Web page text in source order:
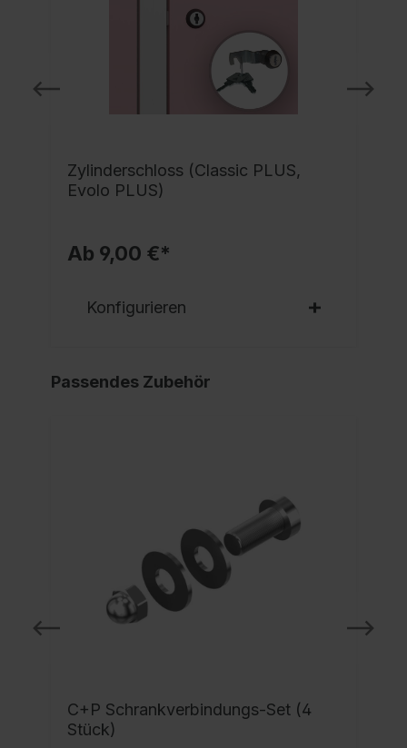
Zylinderschloss (Classic PLUS,
Evolo PLUS)
Ab 9,00 €*
Konfigurieren
Passendes Zubehör
C+P Schrankverbindungs-Set (4
Stück)